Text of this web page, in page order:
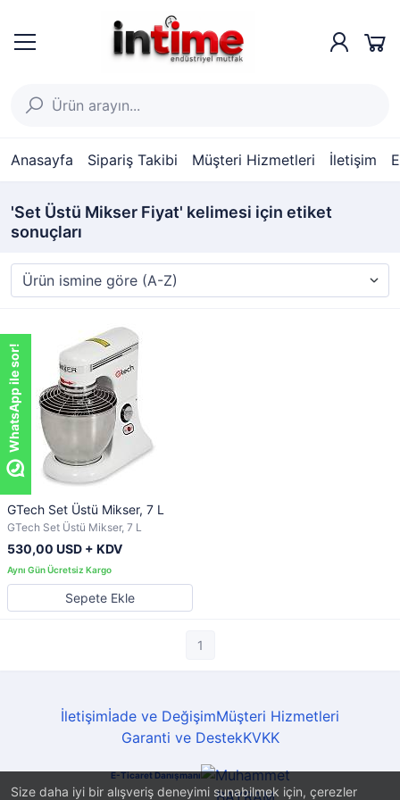
Anasayfa Sipariş Takibi Müşteri Hizmetleri İletişim
Size daha iyi bir alışveriş deneyimi sunabilmek için, çerezler
'Set Üstü Mikser Fiyat' kelimesi için etiket
sonuçları
GTech Set Üstü Mikser, 7 L
GTech Set Üstü Mikser, 7 L
530,00 USD + KDV
Sepete Ekle
1
İletişimİade ve DeğişimMüşteri Hizmetleri
Garanti ve DestekKVKK
E-Ticaret Danışmanı
WhatsApp ile sor!